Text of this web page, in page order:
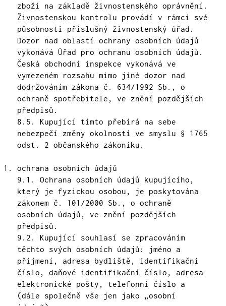
zboží na základě živnostenského oprávnění.
Živnostenskou kontrolu provádí v rámci své
působnosti příslušný živnostenský úřad.
Dozor nad oblastí ochrany osobních údajů
vykonává Úřad pro ochranu osobních údajů.
Česká obchodní inspekce vykonává ve
vymezeném rozsahu mimo jiné dozor nad
dodržováním zákona č. 634/1992 Sb., o
ochraně spotřebitele, ve znění pozdějších
předpisů.
8.5. Kupující tímto přebírá na sebe
nebezpečí změny okolností ve smyslu § 1765
odst. 2 občanského zákoníku.
ochrana osobních údajů
9.1. Ochrana osobních údajů kupujícího,
který je fyzickou osobou, je poskytována
zákonem č. 101/2000 Sb., o ochraně
osobních údajů, ve znění pozdějších
předpisů.
9.2. Kupující souhlasí se zpracováním
těchto svých osobních údajů: jméno a
příjmení, adresa bydliště, identifikační
číslo, daňové identifikační číslo, adresa
elektronické pošty, telefonní číslo a
(dále společně vše jen jako „osobní